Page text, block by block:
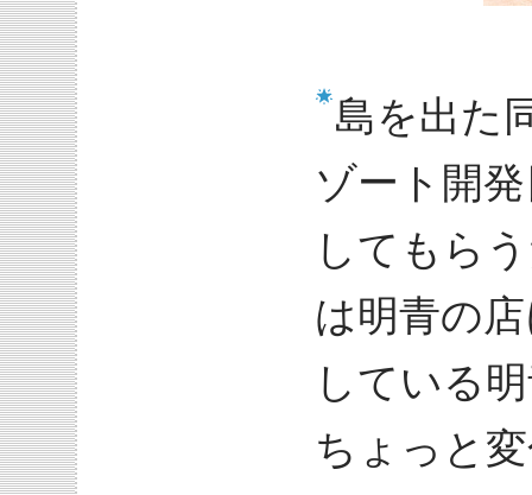
島を出た
ゾート開
してもら
は明青の
している
ちょっと